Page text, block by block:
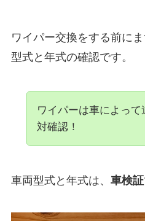
ワイパー交換をする前に
型式と年式の確認です。
ワイパーは車によって
対確認！
車両型式と年式は、 車検証